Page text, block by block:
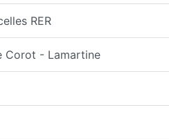
RER
Corot - Lamartine